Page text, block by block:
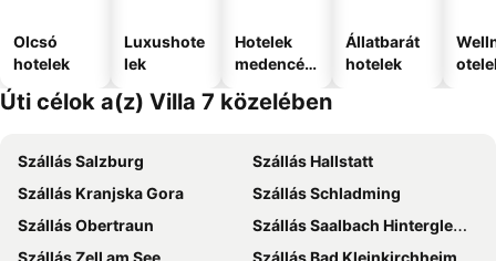
Olcsó
hotelek
Luxushote
lek
Hotelek
medencév
Állatbarát
hotelek
Úti célok a(z) Villa 7 közelében
Szállás Salzburg
Szállás Hallstatt
Szállás Kranjska Gora
Szállás Schladming
Szállás Obertraun
Szállás Saalbach Hinterglemm
Szállás Zell am See
Szállás Bad Kleinkirchheim